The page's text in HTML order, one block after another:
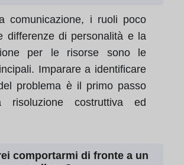
comunicazione, i ruoli poco
differenze di personalità e la
per le risorse sono le
Imparare a identificare
problema è il primo passo
risoluzione costruttiva ed
comportarmi di fronte a un